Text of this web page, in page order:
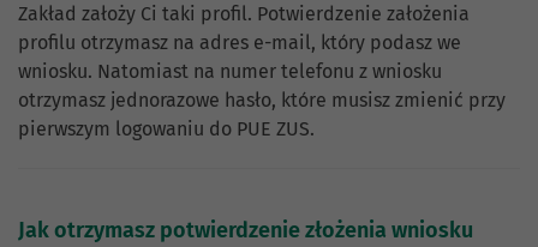
Zakład założy Ci taki profil. Potwierdzenie założenia
profilu otrzymasz na adres e-mail, który podasz we
wniosku. Natomiast na numer telefonu z wniosku
otrzymasz jednorazowe hasło, które musisz zmienić przy
pierwszym logowaniu do PUE ZUS.
Jak otrzymasz potwierdzenie złożenia wniosku